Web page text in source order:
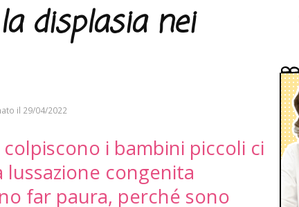
displasia nei
il 29/04/2022
i bambini piccoli ci
lussazione congenita
far paura, perché sono